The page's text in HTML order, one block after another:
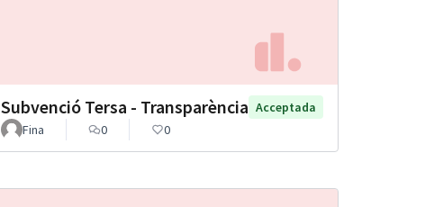
Subvenció Tersa - Transparència Acceptada
Fina
0 0